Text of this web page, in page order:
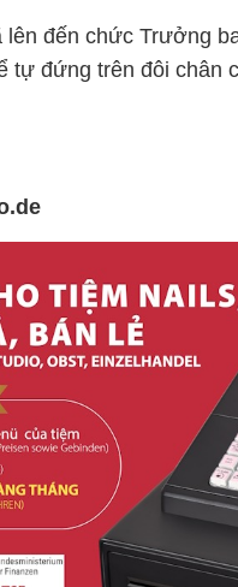
đến chức Trưởng
tự đứng trên đôi chân